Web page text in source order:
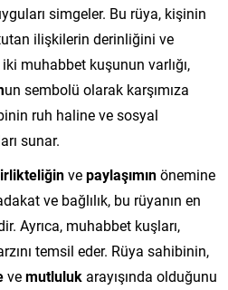
simgeler. Bu rüya, kişinin
ilişkilerin derinliğini ve
muhabbet kuşunun varlığı,
un sembolü olarak karşımıza
ruh haline ve sosyal
sunar.
vepaylaşımınönemine
ve bağlılık, bu rüyanın en
Ayrıca, muhabbet kuşları,
temsil eder. Rüya sahibinin,
vemutluluk arayışında olduğunu